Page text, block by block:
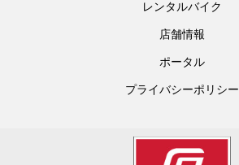
レンタルバイク
店舗情報
ポータル
プライバシーポリシー